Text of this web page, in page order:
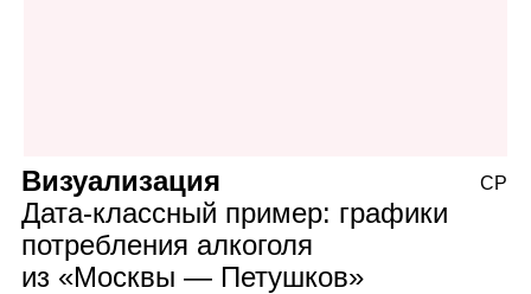
Визуализация
Дата‑классный пример: графики
потребления алкоголя
из «Москвы — Петушков»
СР